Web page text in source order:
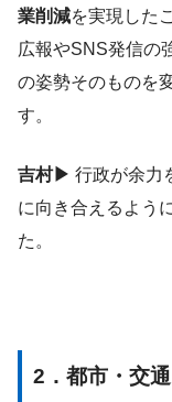
業削減を実現した
広報やSNS発信の
の姿勢そのものを
す。
吉村▶ 行政が余力
に向き合えるよう
た。
2．都市・交